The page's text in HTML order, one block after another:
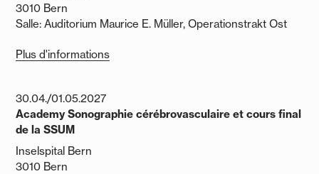
3010 Bern
Salle: Auditorium Maurice E. Müller, Operationstrakt Ost
Plus d'informations
30.04./01.05.2027
Academy Sonographie cérébrovasculaire et cours final
de la SSUM
Inselspital Bern
3010 Bern